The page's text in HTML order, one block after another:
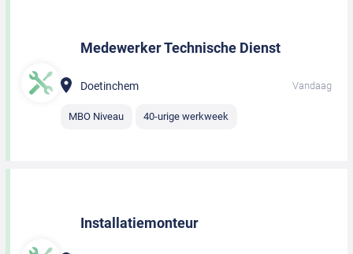
Medewerker Technische Dienst
Doetinchem Vandaag
MBO Niveau 40-urige werkweek
Installatiemonteur